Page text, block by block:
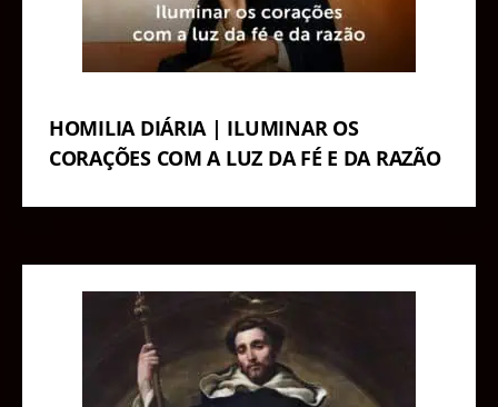
HOMILIA DIÁRIA | ILUMINAR OS
CORAÇÕES COM A LUZ DA FÉ E DA RAZÃO